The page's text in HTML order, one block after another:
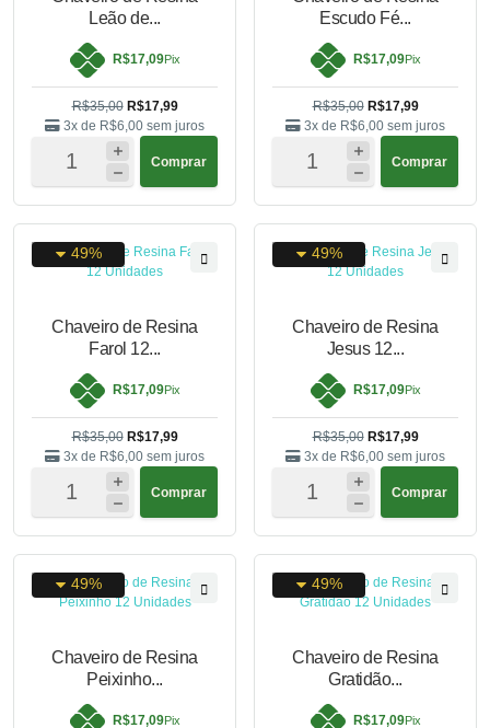
Leão de...
R$17,09Pix
R$35,00 R$17,99
3x de R$6,00 sem juros
Comprar
Escudo Fé...
R$17,09Pix
R$35,00 R$17,99
3x de R$6,00sem juros
Comprar
49%
Chaveiro de Resina
Farol 12...
R$17,09Pix
R$35,00 R$17,99
3x de R$6,00 sem juros
Comprar
49%
Chaveiro de Resina
Jesus 12...
R$17,09Pix
R$35,00 R$17,99
3x de R$6,00sem juros
Comprar
49%
Chaveiro de Resina
Peixinho...
R$17,09Pix
49%
Chaveiro de Resina
Gratidão...
R$17,09Pix